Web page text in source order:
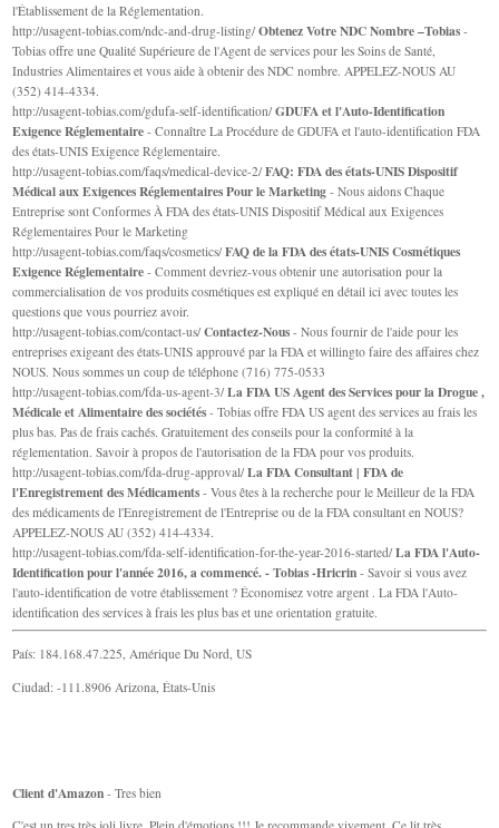
l'Établissement de la Réglementation.
http://usagent-tobias.com/ndc-and-drug-listing/Obtenez Votre NDC Nombre –Tobias -
Tobias offre une Qualité Supérieure de l'Agent de services pour les Soins de Santé,
Industries Alimentaires et vous aide à obtenir des NDC nombre. APPELEZ-NOUS AU
(352) 414-4334.
http://usagent-tobias.com/gdufa-self-identification/GDUFA et l'Auto-Identification
Exigence Réglementaire - Connaître La Procédure de GDUFA et l'auto-identification FDA
des états-UNIS Exigence Réglementaire.
http://usagent-tobias.com/faqs/medical-device-2/FAQ: FDA des états-UNIS Dispositif
Médical aux Exigences Réglementaires Pour le Marketing - Nous aidons Chaque
Entreprise sont Conformes À FDA des états-UNIS Dispositif Médical aux Exigences
Réglementaires Pour le Marketing
http://usagent-tobias.com/faqs/cosmetics/FAQ de la FDA des états-UNIS Cosmétiques
Exigence Réglementaire - Comment devriez-vous obtenir une autorisation pour la
commercialisation de vos produits cosmétiques est expliqué en détail ici avec toutes les
questions que vous pourriez avoir.
http://usagent-tobias.com/contact-us/Contactez-Nous - Nous fournir de l'aide pour les
entreprises exigeant des états-UNIS approuvé par la FDA et willingto faire des affaires chez
NOUS. Nous sommes un coup de téléphone (716) 775-0533
http://usagent-tobias.com/fda-us-agent-3/La FDA US Agent des Services pour la Drogue ,
Médicale et Alimentaire des sociétés - Tobias offre FDA US agent des services au frais les
plus bas. Pas de frais cachés. Gratuitement des conseils pour la conformité à la
réglementation. Savoir à propos de l'autorisation de la FDA pour vos produits.
http://usagent-tobias.com/fda-drug-approval/La FDA Consultant | FDA de
l'Enregistrement des Médicaments - Vous êtes à la recherche pour le Meilleur de la FDA
des médicaments de l'Enregistrement de l'Entreprise ou de la FDA consultant en NOUS?
APPELEZ-NOUS AU (352) 414-4334.
http://usagent-tobias.com/fda-self-identification-for-the-year-2016-started/La FDA l'Auto-
Identification pour l'année 2016, a commencé. - Tobias -Hricrin - Savoir si vous avez
l'auto-identification de votre établissement ? Économisez votre argent . La FDA l'Auto-
identification des services à frais les plus bas et une orientation gratuite.
País: 184.168.47.225, Amérique Du Nord, US
Ciudad: -111.8906 Arizona, États-Unis
Client d'Amazon - Tres bien